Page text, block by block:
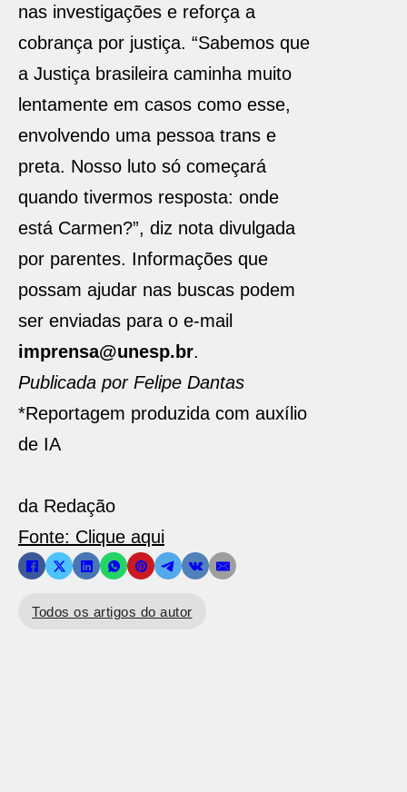
nas investigações e reforça a
cobrança por justiça. “Sabemos que
a Justiça brasileira caminha muito
lentamente em casos como esse,
envolvendo uma pessoa trans e
preta. Nosso luto só começará
quando tivermos resposta: onde
está Carmen?”, diz nota divulgada
por parentes. Informações que
possam ajudar nas buscas podem
ser enviadas para o e-mail
imprensa@unesp.br.
Publicada por Felipe Dantas
*Reportagem produzida com auxílio
de IA
da Redação
Fonte: Clique aqui
Todos os artigos do autor